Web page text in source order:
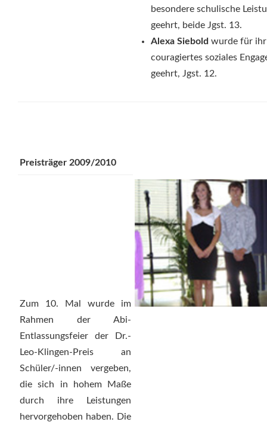
besondere schulische
geehrt, beide Jgst. 13.
Alexa Siebold wurde für ihr
couragiertes soziales
geehrt, Jgst. 12.
Preisträger 2009/2010
Zum 10. Mal wurde im
Rahmen der Abi-
Entlassungsfeier der Dr.-
Leo-Klingen-Preis an
Schüler/-innen vergeben,
die sich in hohem Maße
durch ihre Leistungen
hervorgehoben haben. Die